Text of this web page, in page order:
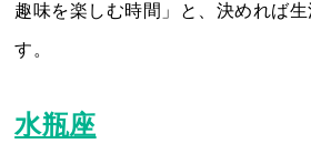
趣味を楽しむ時間」と、決めれば
す。
水瓶座